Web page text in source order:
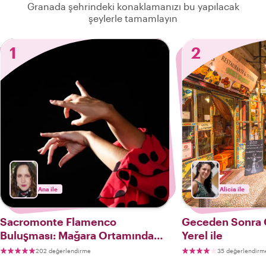
Granada şehrindeki konaklamanızı bu yapılacak
şeylerle tamamlayın
1
Ana ile
Sacromonte Flamenco
Buluşması: Mağara Ortamında
Canlı Şov ve Akşam Yemeği
202 değerlendirme
2
Alicia ile
Geceden Sonra
Yerel ile
35